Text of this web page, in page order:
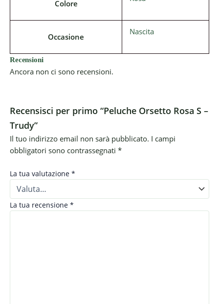
Colore
Occasione
Nascita
Recensioni
Ancora non ci sono recensioni.
Recensisci per primo “Peluche Orsetto Rosa S –
Trudy”
Il tuo indirizzo email non sarà pubblicato. I campi
obbligatori sono contrassegnati *
La tua valutazione *
La tua recensione *